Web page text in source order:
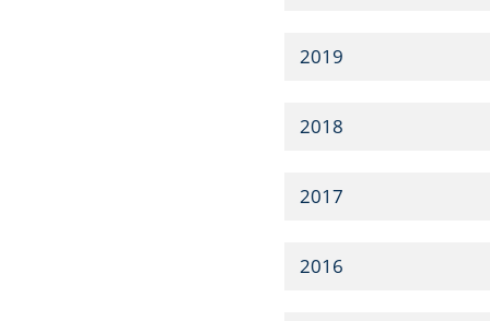
2019
2018
2017
2016